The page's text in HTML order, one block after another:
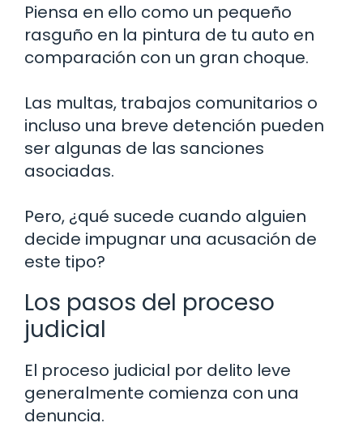
Piensa en ello como un pequeño
rasguño en la pintura de tu auto en
comparación con un gran choque.
Las multas, trabajos comunitarios o
incluso una breve detención pueden
ser algunas de las sanciones
asociadas.
Pero, ¿qué sucede cuando alguien
decide impugnar una acusación de
este tipo?
Los pasos del proceso
judicial
El proceso judicial por delito leve
generalmente comienza con una
denuncia.